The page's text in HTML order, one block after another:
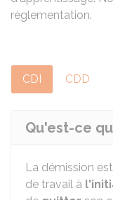
réglementation.
CDI CDD
Qu'est-ce
La démission
de travail à